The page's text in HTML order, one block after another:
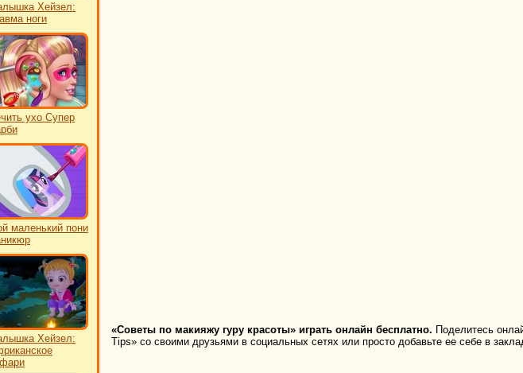
Хейзел:
ноги
ухо Супер
маленький пони
Хейзел:
«Советы по макияжу гуру красоты» играть онлайн бесплатно. Поделитесь
Tips» со своими друзьями в социальных сетях или просто добавьте ее себе в